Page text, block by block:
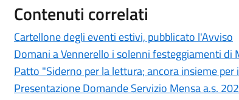
Contenuti correlati
Cartellone degli eventi estivi, pubblicato l'Avviso
Domani a Vennerello i solenni festeggiamenti di
Patto "Siderno per la lettura; ancora insieme
Presentazione Domande Servizio Mensa a.s.